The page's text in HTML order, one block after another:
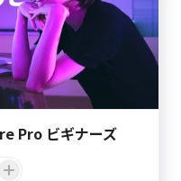
Pro ビギナーズ